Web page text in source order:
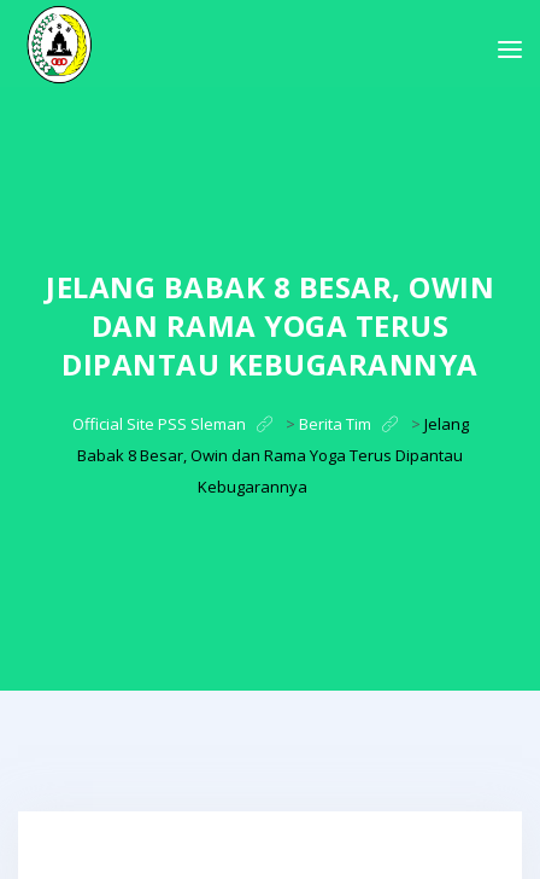
JELANG BABAK 8 BESAR, OWIN
DAN RAMA YOGA TERUS
DIPANTAU KEBUGARANNYA
Official Site PSS Sleman > Berita Tim > Jelang
Babak 8 Besar, Owin dan Rama Yoga Terus Dipantau
Kebugarannya